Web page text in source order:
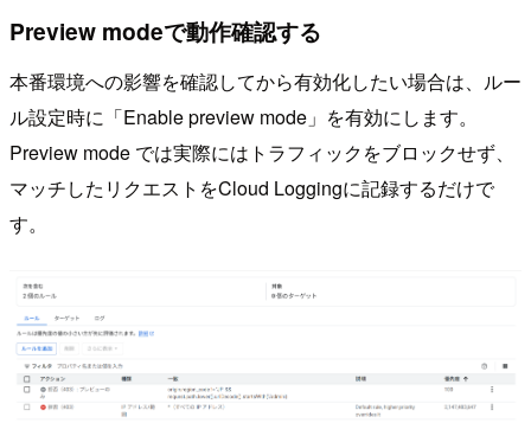
Preview modeで動作確認する
本番環境への影響を確認してから有効化したい場合は、ルー
ル設定時に「Enable preview mode」を有効にします。
Preview mode では実際にはトラフィックをブロックせず、
マッチしたリクエストをCloud Loggingに記録するだけで
す。